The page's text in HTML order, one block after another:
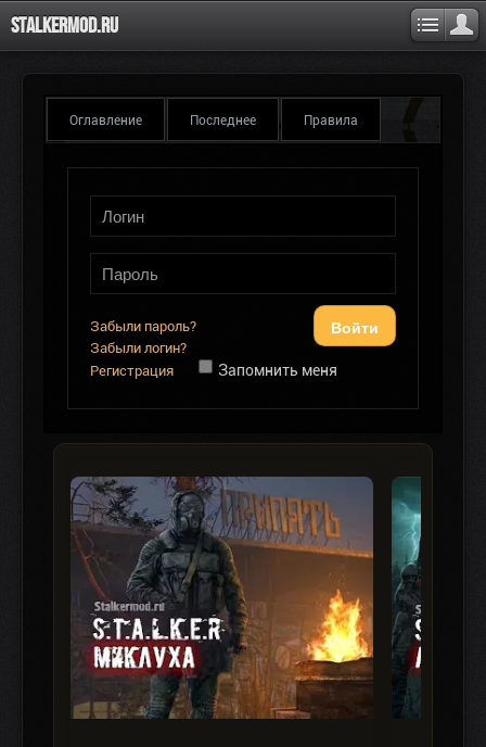
Stalkermod.ru
Оглавление Последнее Правила
Войти
Забыли пароль?
Забыли логин?
Регистрация
Запомнить меня